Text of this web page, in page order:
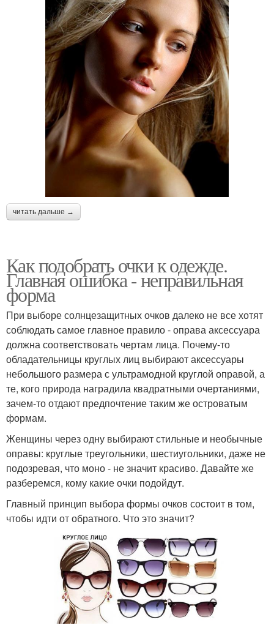
читать дальше →
Как подобрать очки к одежде.
Главная ошибка - неправильная
форма
При выборе солнцезащитных очков далеко не все хотят
соблюдать самое главное правило - оправа аксессуара
должна соответствовать чертам лица. Почему-то
обладательницы круглых лиц выбирают аксессуары
небольшого размера с ультрамодной круглой оправой, а
те, кого природа наградила квадратными очертаниями,
зачем-то отдают предпочтение таким же островатым
формам.
Женщины через одну выбирают стильные и необычные
оправы: круглые треугольники, шестиугольники, даже не
подозревая, что моно - не значит красиво. Давайте же
разберемся, кому какие очки подойдут.
Главный принцип выбора формы очков состоит в том,
чтобы идти от обратного. Что это значит?